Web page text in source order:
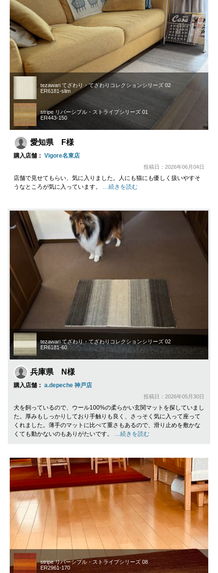
tezawari てざわり・てざわりコレクションシリーズ 02
ER6181-slim
stripe リバーシブル・ストライプシリーズ 01
ER443-150
愛知県 F様
購入店舗： Vigore名東店
投稿日：2026年06月04日
店舗で見せてもらい、気に入りました。人にも猫にも優しく扱いやすそ
うなところが気に入っています。 …続きを読む
tezawari てざわり・てざわりコレクションシリーズ 02
ER6181-60
兵庫県 N様
購入店舗： a.depeche 神戸店
投稿日：2026年05月30日
犬を飼っているので、ウール100%の柔らかい玄関マットを探していまし
た。厚みもしっかりしており手触りも良く、さっそく気に入って座って
くれました。薄手のマットに比べて重さもあるので、滑り止めを敷かな
くても動かないのもありがたいです。 …続きを読む
stripe リバーシブル・ストライプシリーズ 08
ER2961-170